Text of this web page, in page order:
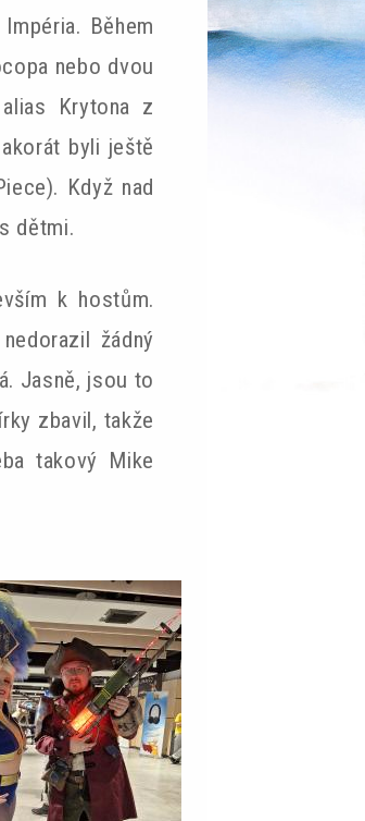
Během
nebo dvou
Krytona z
byli ještě
Když nad
dětmi.
k hostům.
žádný
Jasně, jsou to
zbavil, takže
takový Mike